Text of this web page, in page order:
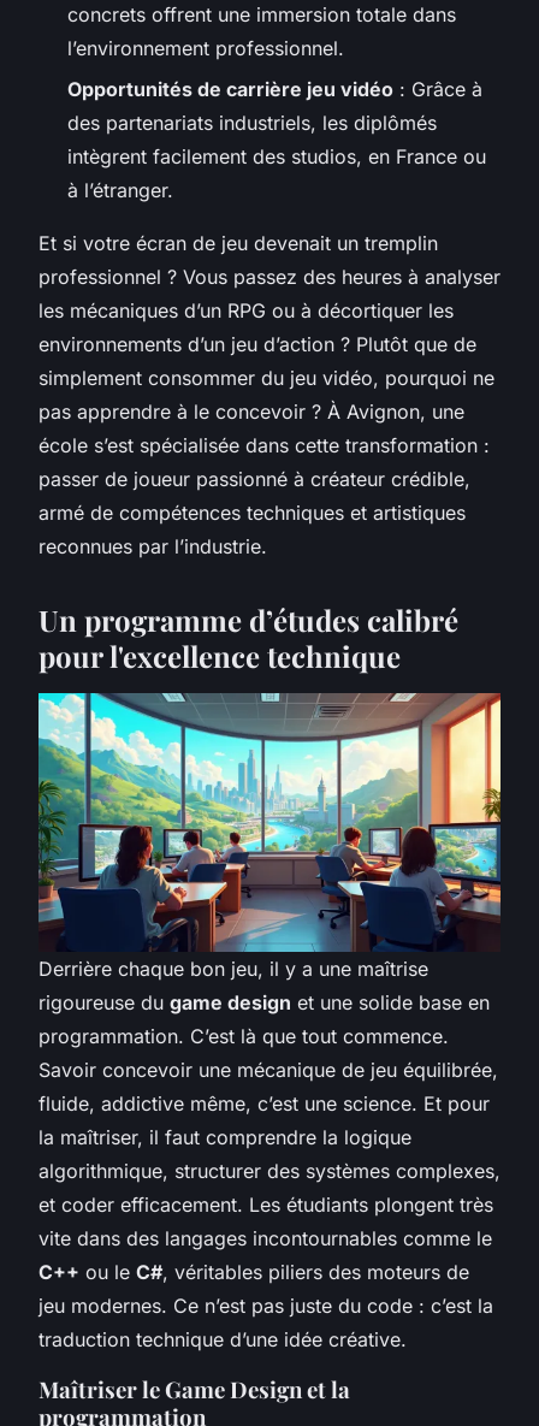
concrets offrent une immersion totale dans
l’environnement professionnel.
Opportunités de carrière jeu vidéo : Grâce à
des partenariats industriels, les diplômés
intègrent facilement des studios, en France ou
à l’étranger.
Et si votre écran de jeu devenait un tremplin
professionnel ? Vous passez des heures à analyser
les mécaniques d’un RPG ou à décortiquer les
environnements d’un jeu d’action ? Plutôt que de
simplement consommer du jeu vidéo, pourquoi ne
pas apprendre à le concevoir ? À Avignon, une
école s’est spécialisée dans cette transformation :
passer de joueur passionné à créateur crédible,
armé de compétences techniques et artistiques
reconnues par l’industrie.
Un programme d’études calibré
pour l'excellence technique
Derrière chaque bon jeu, il y a une maîtrise
rigoureuse du game design et une solide base en
programmation. C’est là que tout commence.
Savoir concevoir une mécanique de jeu équilibrée,
fluide, addictive même, c’est une science. Et pour
la maîtriser, il faut comprendre la logique
algorithmique, structurer des systèmes complexes,
et coder efficacement. Les étudiants plongent très
vite dans des langages incontournables comme le
C++ ou le C#, véritables piliers des moteurs de
jeu modernes. Ce n’est pas juste du code : c’est la
traduction technique d’une idée créative.
Maîtriser le Game Design et la
programmation